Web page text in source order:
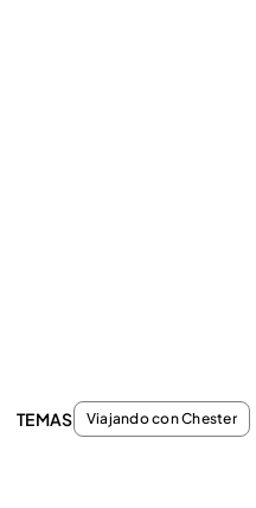
TEMAS Viajando con Chester